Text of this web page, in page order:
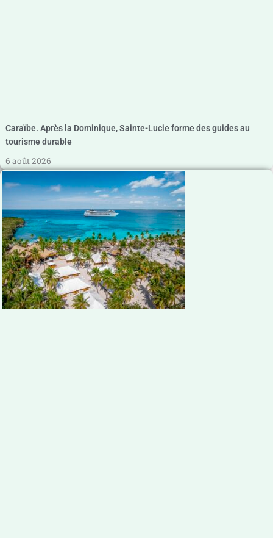
Caraïbe. Après la Dominique, Sainte-Lucie forme des guides au
tourisme durable
6 août 2026